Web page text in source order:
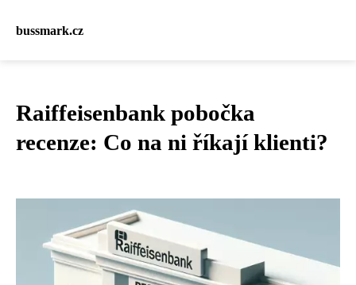
bussmark.cz
Raiffeisenbank pobočka
recenze: Co na ni říkají klienti?